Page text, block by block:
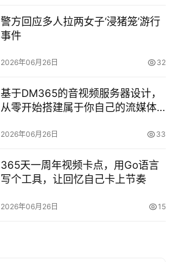
警方回应多人拉两女子‘浸猪笼’游行
事件
2026年06月26日 32
基于DM365的音视频服务器设计，
从零开始搭建属于你自己的流媒体
2026年06月26日 33
365天一周年视频卡点，用Go语言
写个工具，让回忆自己卡上节奏
2026年06月26日 15